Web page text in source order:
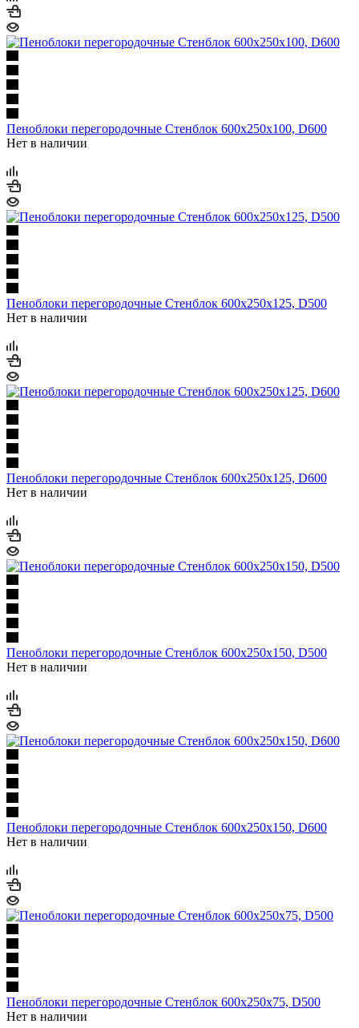
Пеноблоки перегородочные Стенблок 600х250х100, D600
Нет в наличии
Пеноблоки перегородочные Стенблок 600х250х125, D500
Нет в наличии
Пеноблоки перегородочные Стенблок 600х250х125, D600
Нет в наличии
Пеноблоки перегородочные Стенблок 600х250х150, D500
Нет в наличии
Пеноблоки перегородочные Стенблок 600х250х150, D600
Нет в наличии
Пеноблоки перегородочные Стенблок 600х250х75, D500
Нет в наличии